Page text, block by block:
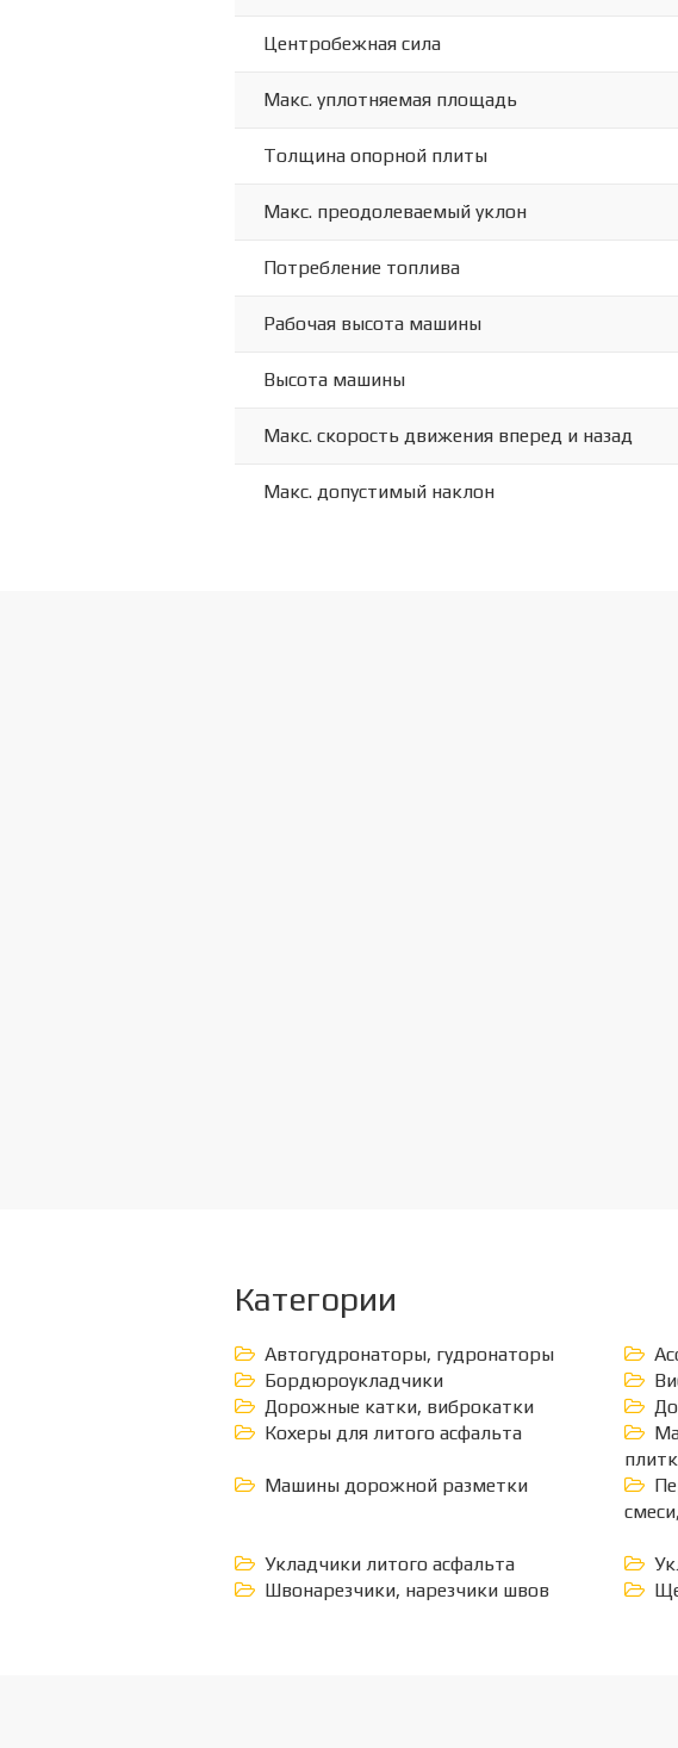
Центробежная сила
Макс. уплотняемая площадь
Толщина опорной плиты
Макс. преодолеваемый уклон
Потребление топлива
Рабочая высота машины
Высота машины
Макс. скорость движения вперед и назад
Макс. допустимый наклон
Категории
Автогудронаторы, гудронаторы
Бордюроукладчики
Дорожные катки, виброкатки
Кохеры для литого асфальта
Машины дорожной разметки
Укладчики литого асфальта
Швонарезчики, нарезчики швов